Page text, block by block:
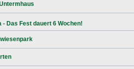
- Das Fest dauert 6 Wochen!